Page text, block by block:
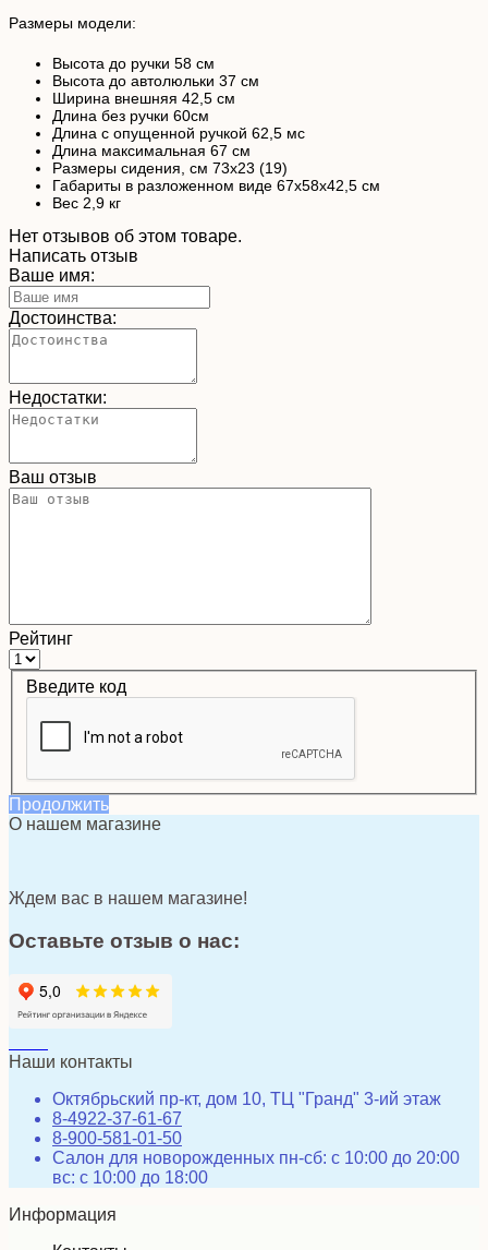
Размеры модели:
Высота до ручки 58 см
Высота до автолюльки 37 см
Ширина внешняя 42,5 см
Длина без ручки 60см
Длина с опущенной ручкой 62,5 мс
Длина максимальная 67 см
Размеры сидения, см 73х23 (19)
Габариты в разложенном виде 67х58х42,5 см
Вес 2,9 кг
Нет отзывов об этом товаре.
Написать отзыв
Ваше имя:
Достоинства:
Недостатки:
Ваш отзыв
Рейтинг
Введите код
Продолжить
О нашем магазине
Ждем вас в нашем магазине!
Оставьте отзыв о нас:
Наши контакты
Октябрьский пр-кт, дом 10, ТЦ "Гранд" 3-ий этаж
8-4922-37-61-67
8-900-581-01-50
Салон для новорожденных пн-сб: с 10:00 до 20:00
вс: с 10:00 до 18:00
Информация